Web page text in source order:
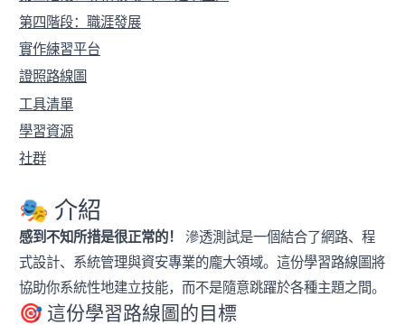
第四階段：職涯發展
實作練習平台
證照路線圖
工具清單
學習資源
社群
🎭 介紹
感到不知所措是很正常的！
滲透測試是一個結合了網路、程
式設計、系統管理與資安專業的龐大領域。這份學習路線圖將
協助你系統性地建立技能，而不是隨意跳躍於各種主題之間。
🎯 這份學習路線圖的目標